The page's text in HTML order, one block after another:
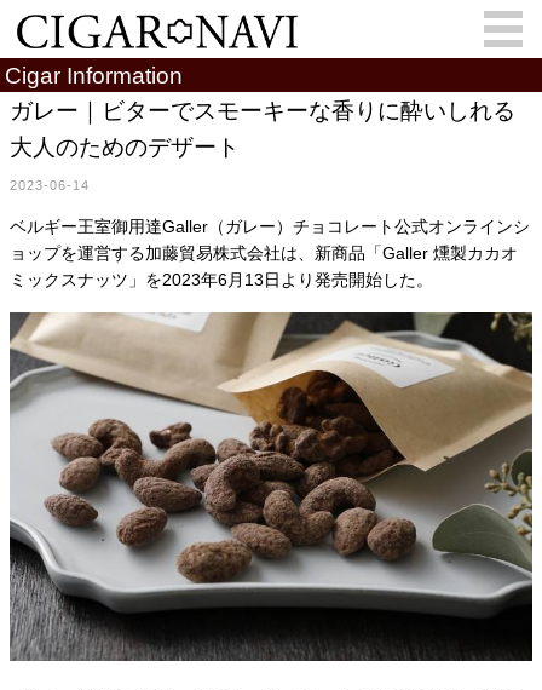
会員登録 お問い合わせ
Cigar Information Cigar Column
Memorandum 葉巻人
Cigar Map
Cigar Information
ガレー｜ビターでスモーキーな香りに酔いしれる
大人のためのデザート
2023-06-14
ベルギー王室御用達Galler（ガレー）チョコレート公式オンラインシ
ョップを運営する加藤貿易株式会社は、新商品「Galler 燻製カカオ
ミックスナッツ」を2023年6月13日より発売開始した。